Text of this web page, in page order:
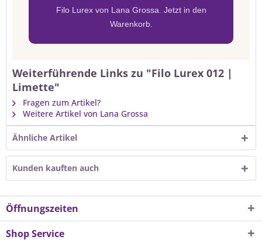
Filo Lurex von Lana Grossa. Jetzt in den
Warenkorb.
Weiterführende Links zu "Filo Lurex 012 |
Limette"
Fragen zum Artikel?
Weitere Artikel von Lana Grossa
Ähnliche Artikel
Kunden kauften auch
Öffnungszeiten
Shop Service